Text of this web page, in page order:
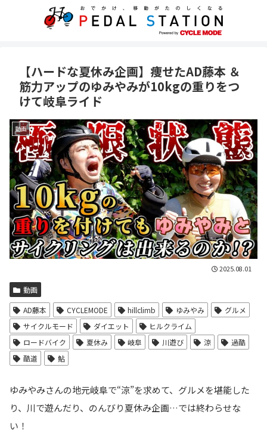
【ハードな夏休み企画】痩せたAD藤本 ＆
筋力アップのゆみやみが10kgの重りをつ
けて岐阜ライド
動画
2025.08.01
動画
AD藤本 CYCLEMODE hillclimb ゆみやみ
グルメ
サイクルモード
ダイエット
ヒルクライム
ロードバイク
夏休み 岐阜 川遊び 涼
過酷
酷道
鮎
ゆみやみさんの地元岐阜で“涼”を求めて、グルメを堪能した
り、川で遊んだり、のんびり夏休み企画…では終わらせな
い！